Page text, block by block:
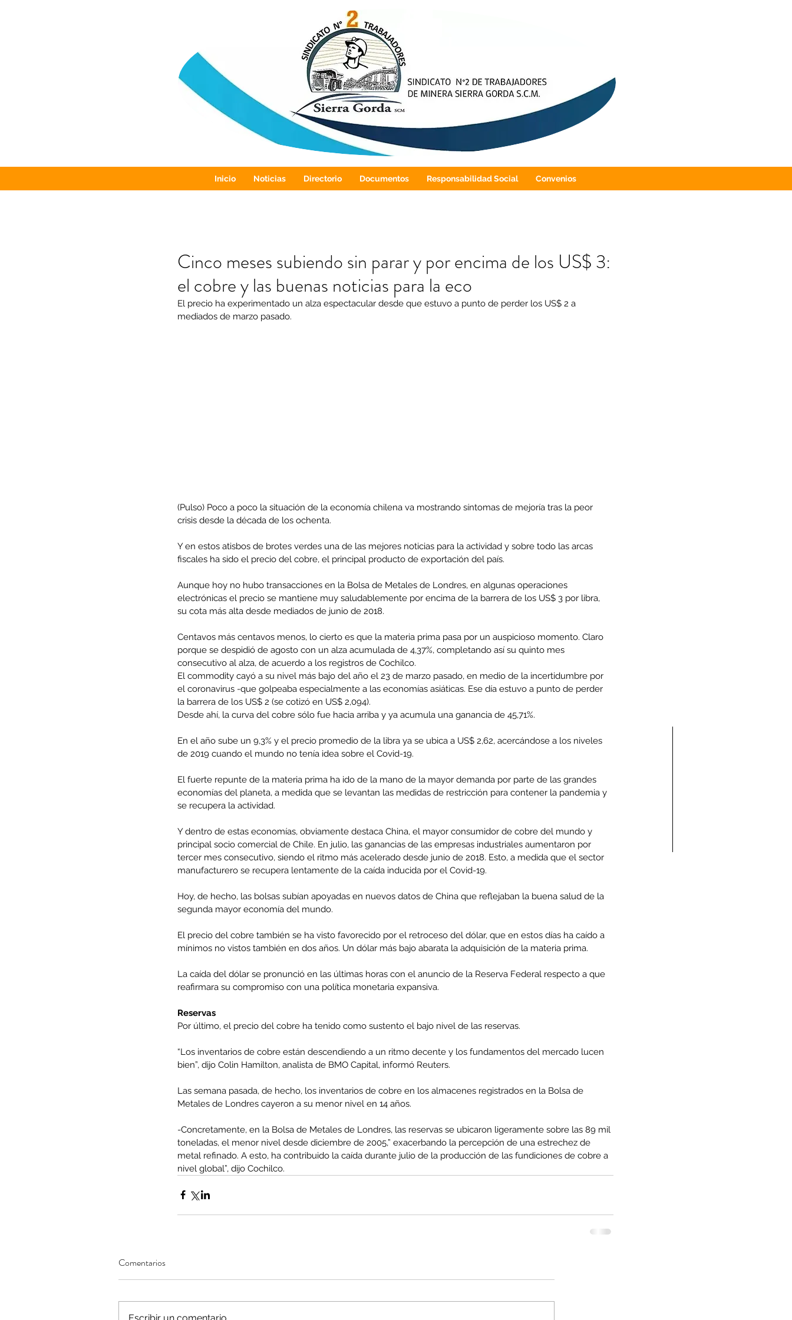
Inicio Noticias Directorio Documentos Responsabilidad Social Convenios
Our Recent Posts
Minería del cobre enfrenta
menor producción mientras
operaciones avanzan en
inversión y eficiencia
Comunicado Bono Trimestral
Humberto Vega Rivera
Covid-19DESPIDOSEconomicoMELMINERIAMujerMundo sindicalNC
Cinco meses subiendo sin parar y por encima de los US$ 3:
el cobre y las buenas noticias para la eco
El precio ha experimentado un alza espectacular desde que estuvo a punto de perder los US$ 2 a
mediados de marzo pasado.
(Pulso) Poco a poco la situación de la economía chilena va mostrando síntomas de mejoría tras la peor
crisis desde la década de los ochenta.
Y en estos atisbos de brotes verdes una de las mejores noticias para la actividad y sobre todo las arcas
fiscales ha sido el precio del cobre, el principal producto de exportación del país.
Aunque hoy no hubo transacciones en la Bolsa de Metales de Londres, en algunas operaciones
electrónicas el precio se mantiene muy saludablemente por encima de la barrera de los US$ 3 por libra,
su cota más alta desde mediados de junio de 2018.
Centavos más centavos menos, lo cierto es que la materia prima pasa por un auspicioso momento. Claro
porque se despidió de agosto con un alza acumulada de 4,37%, completando así su quinto mes
consecutivo al alza, de acuerdo a los registros de Cochilco.
El commodity cayó a su nivel más bajo del año el 23 de marzo pasado, en medio de la incertidumbre por
el coronavirus -que golpeaba especialmente a las economías asiáticas. Ese día estuvo a punto de perder
la barrera de los US$ 2 (se cotizó en US$ 2,094).
Desde ahí, la curva del cobre sólo fue hacia arriba y ya acumula una ganancia de 45,71%.
En el año sube un 9,3% y el precio promedio de la libra ya se ubica a US$ 2,62, acercándose a los niveles
de 2019 cuando el mundo no tenía idea sobre el Covid-19.
El fuerte repunte de la materia prima ha ido de la mano de la mayor demanda por parte de las grandes
economías del planeta, a medida que se levantan las medidas de restricción para contener la pandemia y
se recupera la actividad.
Y dentro de estas economías, obviamente destaca China, el mayor consumidor de cobre del mundo y
principal socio comercial de Chile. En julio, las ganancias de las empresas industriales aumentaron por
tercer mes consecutivo, siendo el ritmo más acelerado desde junio de 2018. Esto, a medida que el sector
manufacturero se recupera lentamente de la caída inducida por el Covid-19.
Hoy, de hecho, las bolsas subían apoyadas en nuevos datos de China que reflejaban la buena salud de la
segunda mayor economía del mundo.
El precio del cobre también se ha visto favorecido por el retroceso del dólar, que en estos días ha caído a
mínimos no vistos también en dos años. Un dólar más bajo abarata la adquisición de la materia prima.
La caída del dólar se pronunció en las últimas horas con el anuncio de la Reserva Federal respecto a que
reafirmara su compromiso con una política monetaria expansiva.
Reservas
Por último, el precio del cobre ha tenido como sustento el bajo nivel de las reservas.
“Los inventarios de cobre están descendiendo a un ritmo decente y los fundamentos del mercado lucen
bien”, dijo Colin Hamilton, analista de BMO Capital, informó Reuters.
Las semana pasada, de hecho, los inventarios de cobre en los almacenes registrados en la Bolsa de
Metales de Londres cayeron a su menor nivel en 14 años.
-Concretamente, en la Bolsa de Metales de Londres, las reservas se ubicaron ligeramente sobre las 89 mil
toneladas, el menor nivel desde diciembre de 2005,” exacerbando la percepción de una estrechez de
metal refinado. A esto, ha contribuido la caída durante julio de la producción de las fundiciones de cobre a
nivel global”, dijo Cochilco.
Comentarios